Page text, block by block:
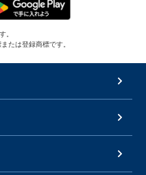
。
たは登録商標です。